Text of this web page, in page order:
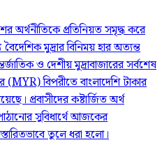
অর্থনীতিকে প্রতিনিয়ত সমৃদ্ধ করে
মুদ্রার বিনিময় হার অত্যন্ত
ও দেশীয় মুদ্রাবাজারের সর্বশেষ
বিপরীতে বাংলাদেশি টাকার
প্রবাসীদের কষ্টার্জিত অর্থ
সুবিধার্থে আজকের
তুলে ধরা হলো।